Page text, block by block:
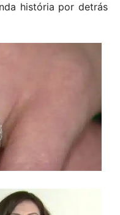
história por detrás